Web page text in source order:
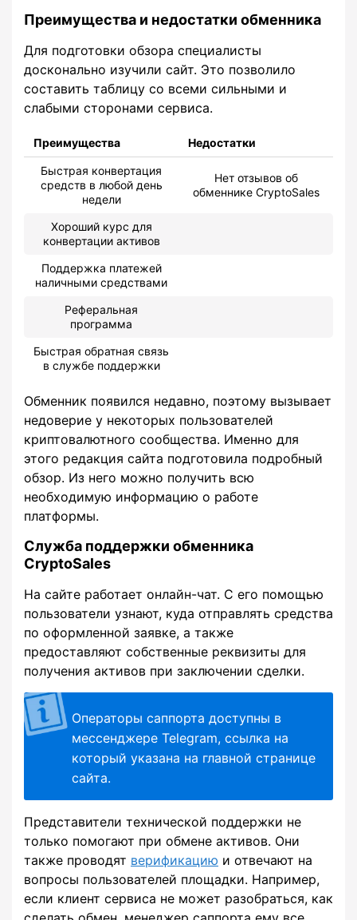
Преимущества и недостатки обменника
Для подготовки обзора специалисты
досконально изучили сайт. Это позволило
составить таблицу со всеми сильными и
слабыми сторонами сервиса.
Преимущества Недостатки
Быстрая конвертация
средств в любой день
недели
Нет отзывов об
обменнике CryptoSales
Хороший курс для
конвертации активов
Поддержка платежей
наличными средствами
Реферальная
программа
Быстрая обратная связь
в службе поддержки
Обменник появился недавно, поэтому вызывает
недоверие у некоторых пользователей
криптовалютного сообщества. Именно для
этого редакция сайта подготовила подробный
обзор. Из него можно получить всю
необходимую информацию о работе
платформы.
Служба поддержки обменника
CryptoSales
На сайте работает онлайн-чат. С его помощью
пользователи узнают, куда отправлять средства
по оформленной заявке, а также
предоставляют собственные реквизиты для
получения активов при заключении сделки.
Операторы саппорта доступны в
мессенджере Telegram, ссылка на
который указана на главной странице
сайта.
Представители технической поддержки не
только помогают при обмене активов. Они
также проводят верификацию и отвечают на
вопросы пользователей площадки. Например,
если клиент сервиса не может разобраться, как